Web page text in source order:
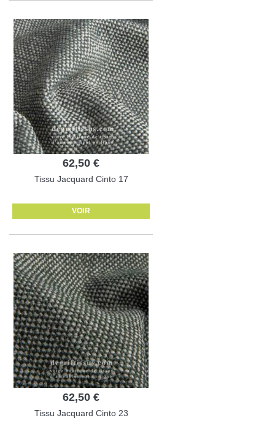
62,50 €
Tissu Jacquard Cinto 17
VOIR
62,50 €
Tissu Jacquard Cinto 23